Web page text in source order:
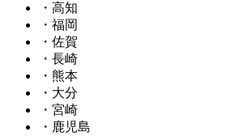
・高知
・福岡
・佐賀
・長崎
・熊本
・大分
・宮崎
・鹿児島